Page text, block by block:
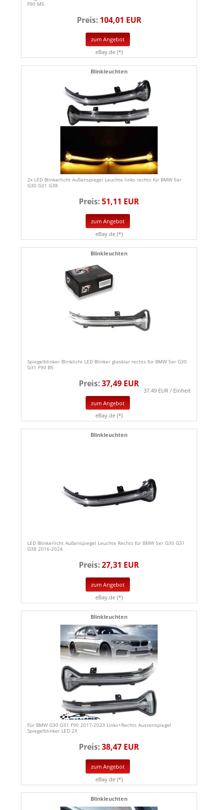
F90 M5
Preis: 104,01 EUR
zum Angebot
eBay.de (*)
Blinkleuchten
2x LED Blinkerlicht Außenspiegel Leuchte links rechts für BMW 5er
G30 G31 G38
Preis:51,11 EUR
zum Angebot
eBay.de (*)
Blinkleuchten
Spiegelblinker Blinklicht LED Blinker glasklar rechts für BMW 5er G30
G31 F90 B5
Preis:37,49 EUR
37.49 EUR / Einheit
zum Angebot
eBay.de (*)
Blinkleuchten
LED Blinkerlicht Außenspiegel Leuchte Rechts für BMW 5er G30 G31
G38 2016-2024
Preis:27,31 EUR
zum Angebot
eBay.de (*)
Blinkleuchten
Für BMW G30 G31 F90 2017-2023 Links+Rechts Aussenspiegel
Spiegelblinker LED 2X
Preis:38,47 EUR
zum Angebot
eBay.de (*)
Blinkleuchten